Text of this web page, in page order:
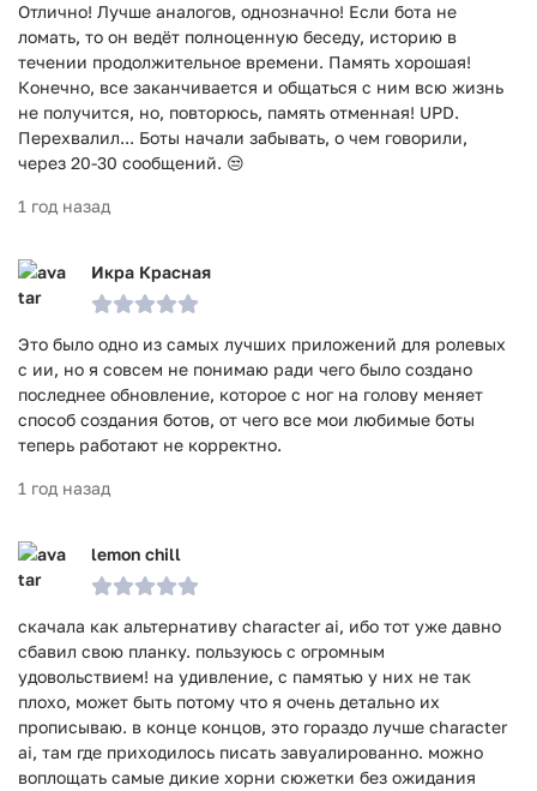
Отлично! Лучше аналогов, однозначно! Если бота не
ломать, то он ведёт полноценную беседу, историю в
течении продолжительное времени. Память хорошая!
Конечно, все заканчивается и общаться с ним всю жизнь
не получится, но, повторюсь, память отменная! UPD.
Перехвалил... Боты начали забывать, о чем говорили,
через 20-30 сообщений. 😒
1 год назад
Икра Красная
Это было одно из самых лучших приложений для ролевых
с ии, но я совсем не понимаю ради чего было создано
последнее обновление, которое с ног на голову меняет
способ создания ботов, от чего все мои любимые боты
теперь работают не корректно.
1 год назад
lemon chill
скачала как альтернативу character ai, ибо тот уже давно
сбавил свою планку. пользуюсь с огромным
удовольствием! на удивление, с памятью у них не так
плохо, может быть потому что я очень детально их
прописываю. в конце концов, это гораздо лучше character
ai, там где приходилось писать завуалированно. можно
воплощать самые дикие хорни сюжетки без ожидания